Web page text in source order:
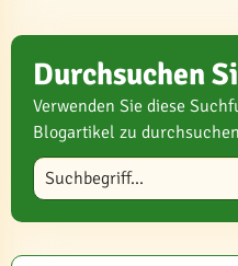
Durchsuchen
Verwenden Sie diese
Blogartikel zu
Blog durchsuchen